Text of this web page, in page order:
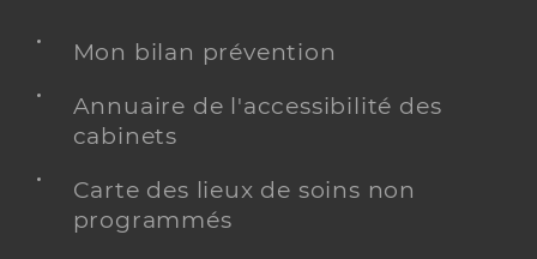
Mon bilan prévention
Annuaire de l'accessibilité des
cabinets
Carte des lieux de soins non
programmés